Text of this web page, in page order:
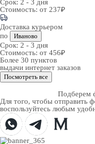
Срок: 2 - 3 дня
Стоимость: от 237₽
Доставка курьером
по
Иваново
Срок: 2 - 3 дня
Стоимость: от 456₽
Более 30 пунктов
выдачи интернет заказов
Посмотреть все
Подберем
Для того, чтобы отправить
воспользуйтесь любым